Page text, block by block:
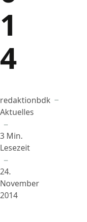
1
4
Beigetragen von
redaktionbdk
in
Aktuelles
3 Min.
Lesezeit
24.
November
2014